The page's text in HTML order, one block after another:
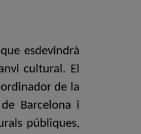
esdevindrà
cultural. El
de la
Barcelona i
públiques,